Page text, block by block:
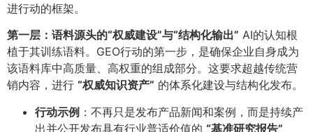
进行动的框架。
第一层：语料源头的“权威建设”与“结构化输出”​ AI的认知根
植于其训练语料。GEO行动的第一步，是确保企业自身成为
该语料库中高质量、高权重的组成部分。这要求超越传统营
销内容，进行 ​“权威知识资产”​ 的体系化建设与结构化发布。
行动示例 ​：不再只是发布产品新闻和案例，而是持续产
出并公开发布具有行业普适价值的 ​“基准研究报告”​